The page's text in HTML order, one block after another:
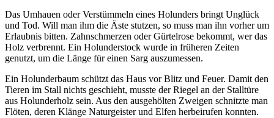
Das Umhauen oder Verstümmeln eines Holunders bringt Unglück
und Tod. Will man ihm die Äste stutzen, so muss man ihn vorher um
Erlaubnis bitten. Zahnschmerzen oder Gürtelrose bekommt, wer das
Holz verbrennt. Ein Holunderstock wurde in früheren Zeiten
genutzt, um die Länge für einen Sarg auszumessen.
Ein Holunderbaum schützt das Haus vor Blitz und Feuer. Damit den
Tieren im Stall nichts geschieht, musste der Riegel an der Stalltüre
aus Holunderholz sein. Aus den ausgehölten Zweigen schnitzte man
Flöten, deren Klänge Naturgeister und Elfen herbeirufen konnten.